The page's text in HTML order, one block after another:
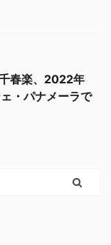
春楽、2022年
・パナメーラで